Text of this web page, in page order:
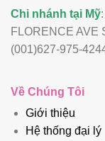
Chi nhánh tại Mỹ
FLORENCE AVE
(001)627-975-
Về Chúng Tôi
Giới thiệu
Hệ thống đại lý